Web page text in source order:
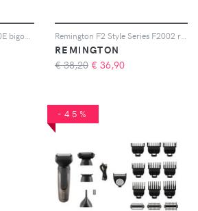
REMINGTON
€ 38,20 € 36,90
-45%